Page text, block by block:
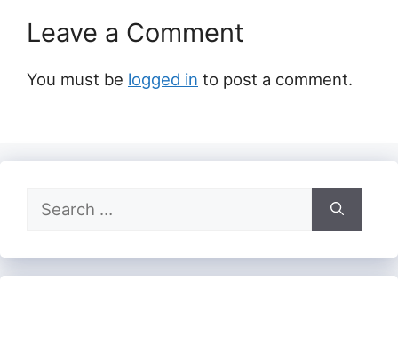
Leave a Comment
You must be logged in to post a comment.
Search
for: